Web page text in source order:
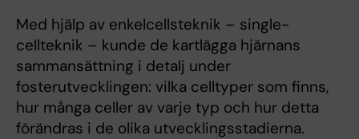
Med hjälp av enkelcellsteknik – single-
cellteknik – kunde de kartlägga hjärnans
sammansättning i detalj under
fosterutvecklingen: vilka celltyper som finns,
hur många celler av varje typ och hur detta
förändras i de olika utvecklingsstadierna.